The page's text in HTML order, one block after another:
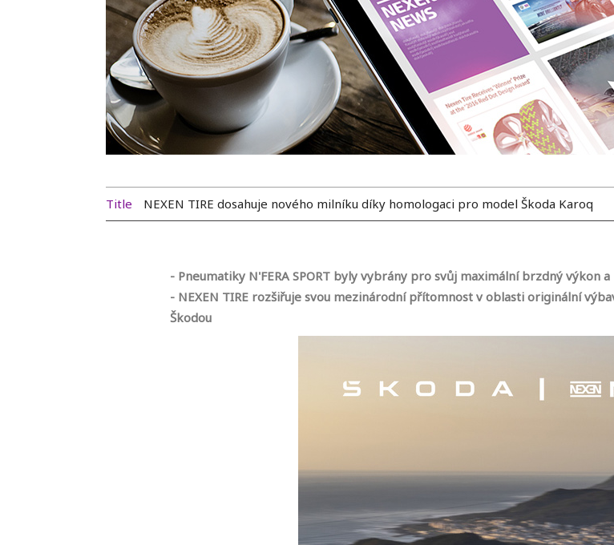
Title NEXEN TIRE dosahuje nového milníku díky homologaci pro model Škoda Karoq
- Pneumatiky N'FERA SPORT byly vybrány pro svůj maximální brzdný výkon
- NEXEN TIRE rozšiřuje svou mezinárodní přítomnost v oblasti originální
Škodou